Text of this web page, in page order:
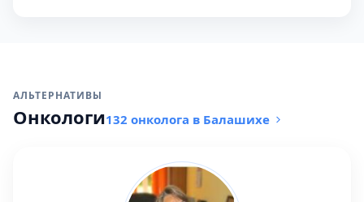
АЛЬТЕРНАТИВЫ
Онкологи132 онколога в Балашихе